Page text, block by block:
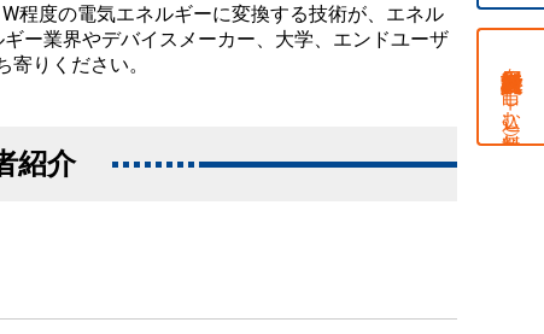
程度の電気エネルギーに変換する技術が、エネル
ー業界やデバイスメーカー、大学、エンドユーザ
りください。
紹介
を申し込む（無料）